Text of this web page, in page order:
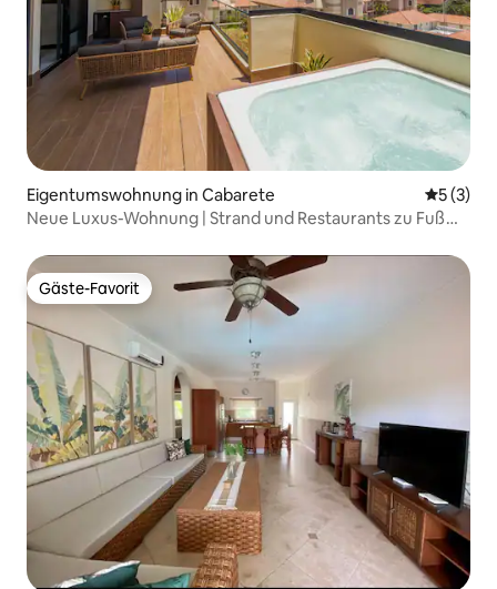
Eigentumswohnung in Cabarete
5 (3)
Neue Luxus-Wohnung | Strand und Restaurants zu Fuß
Gäste-Favorit
Gäste-Favorit